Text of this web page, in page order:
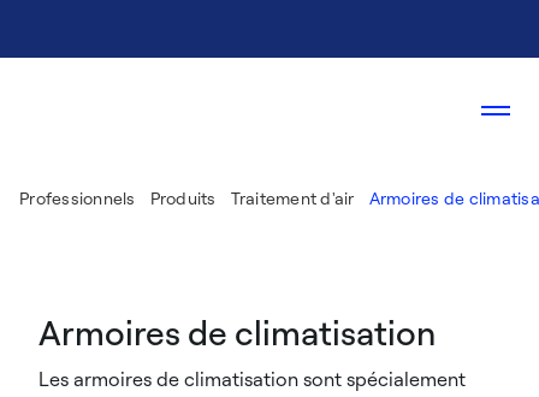
Professionnels Produits Traitement d'air Armoires de
Armoires de climatisation
Les armoires de climatisation sont spécialement